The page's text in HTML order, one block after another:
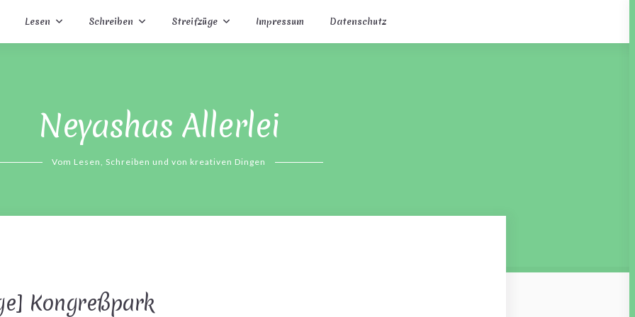
Neyashas Allerlei
Vom Lesen, Schreiben und von kreativen Dingen
Lesen Schreiben Streifzüge Impressum Datenschutz
Kongreßpark